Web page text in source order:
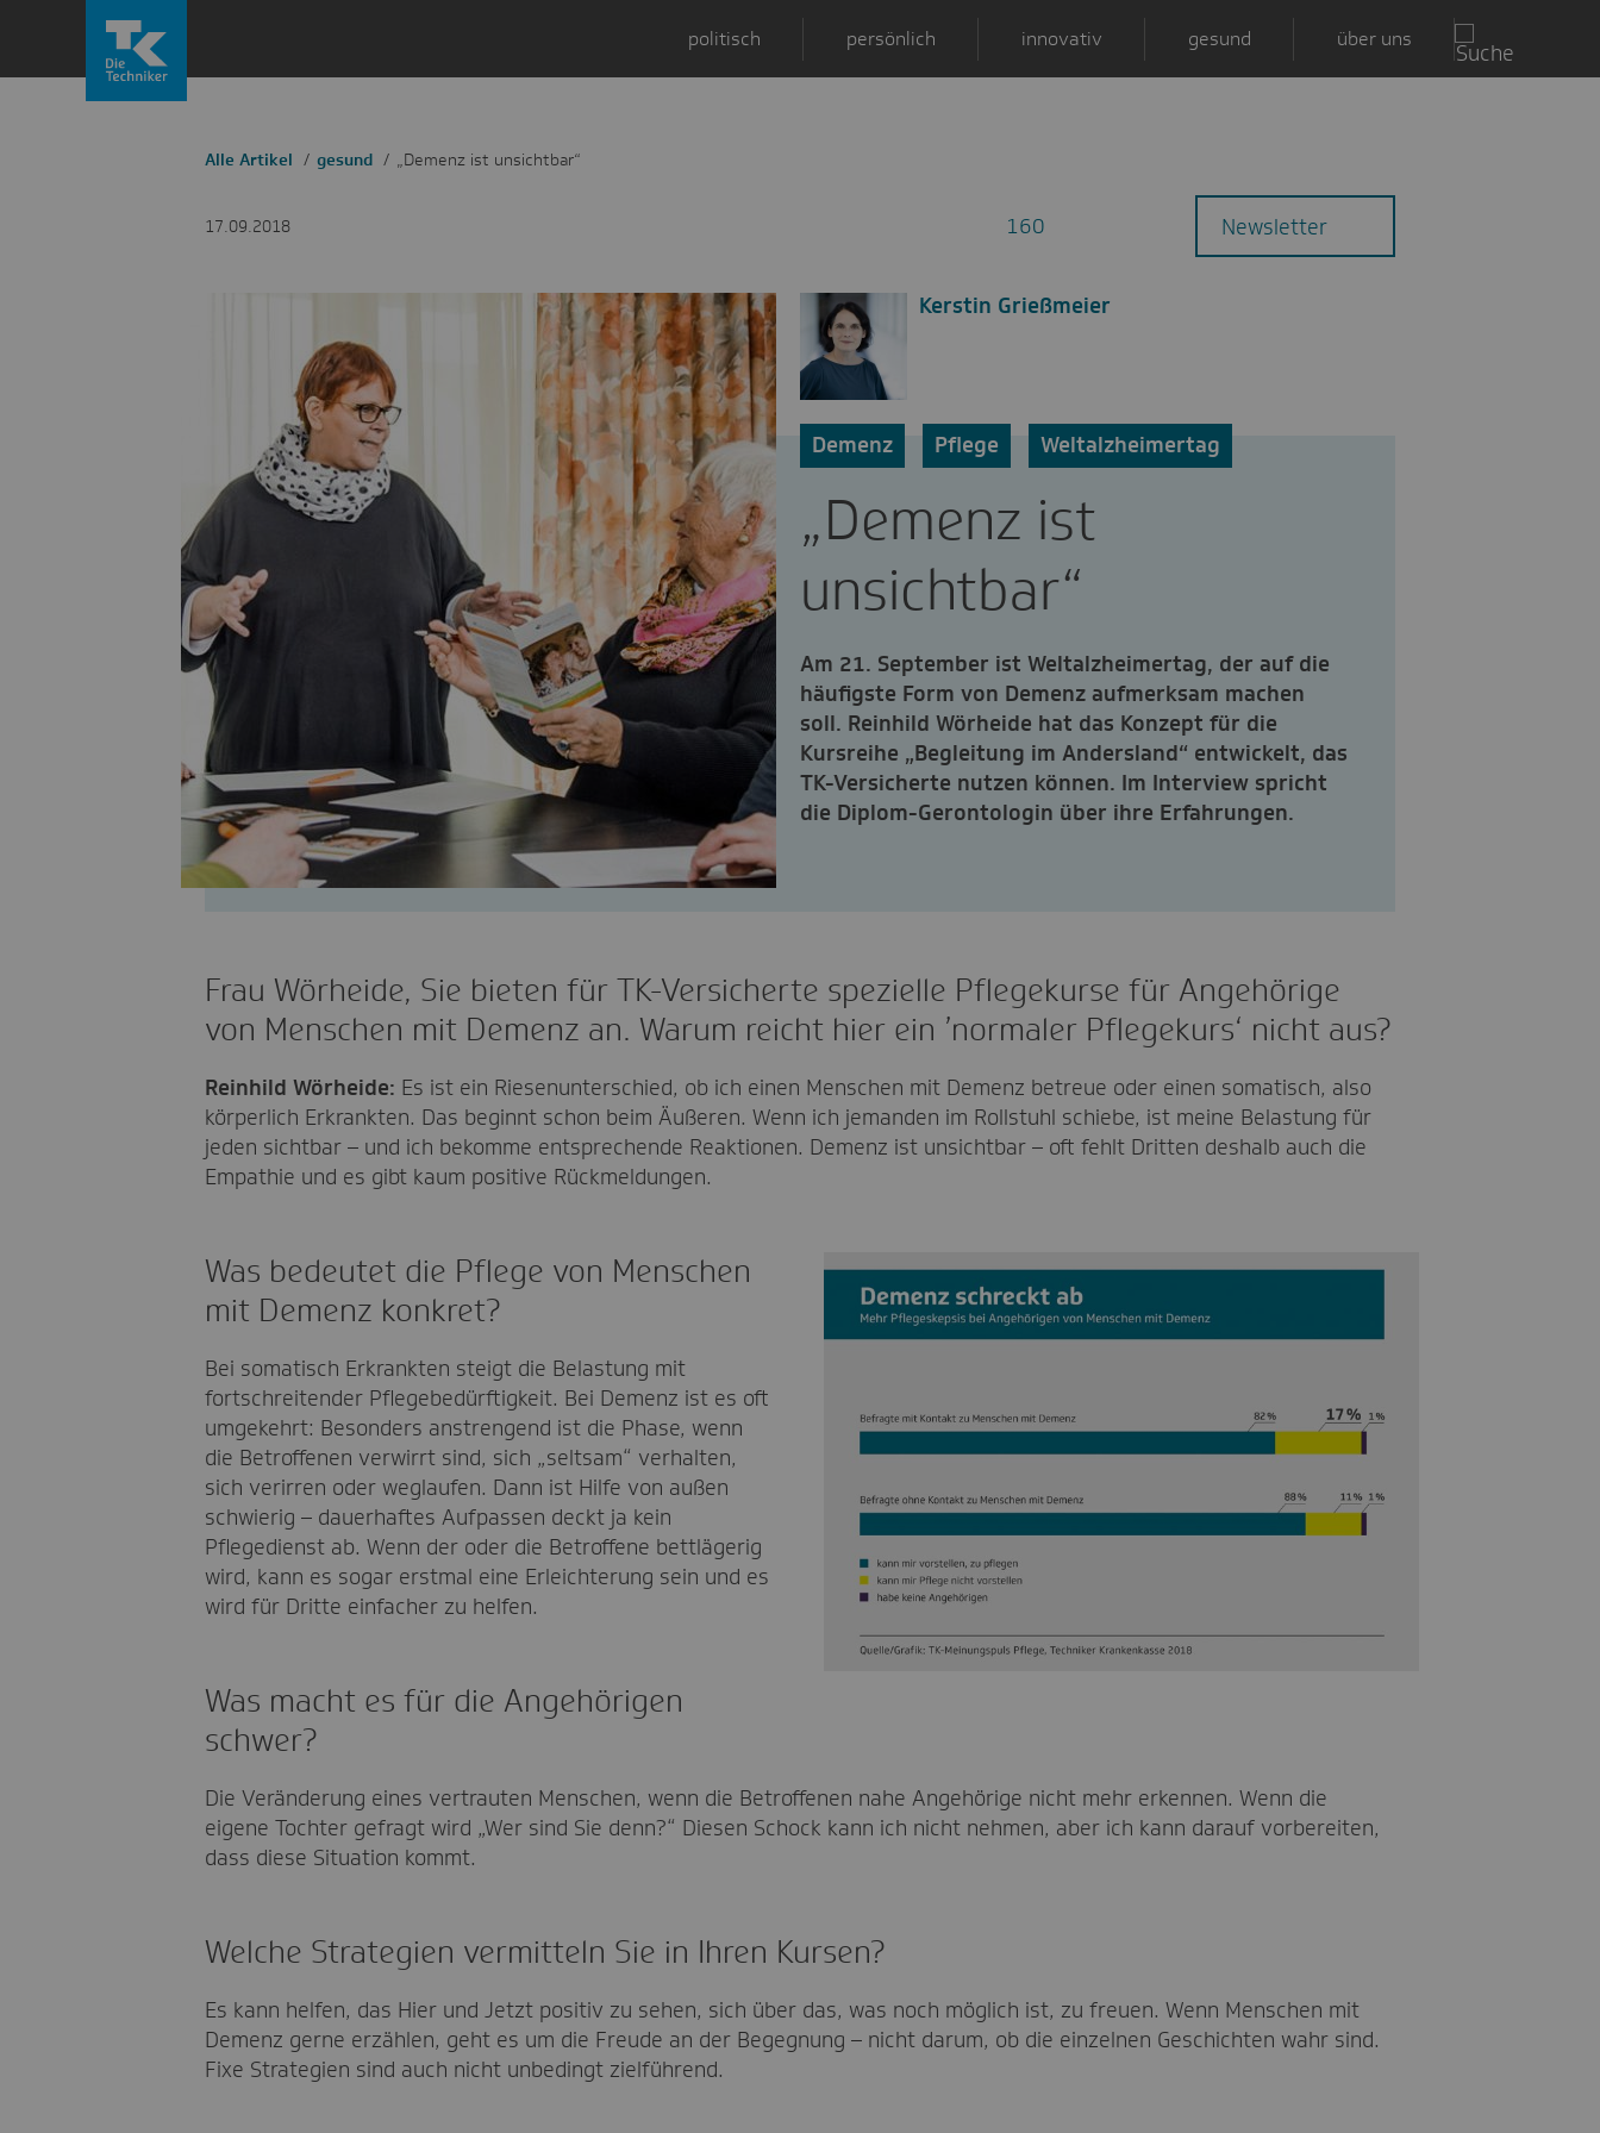
politisch persönlich innovativ gesund über uns
Alle Artikel gesund „Demenz ist unsichtbar“
17.09.2018 160
Kommentaren
Newsletter
Kerstin Grießmeier
Demenz Pflege Weltalzheimertag
„Demenz ist
unsichtbar“
Am 21. September ist Weltalzheimertag, der auf die
häufigste Form von Demenz aufmerksam machen
soll. Reinhild Wörheide hat das Konzept für die
Kursreihe „Begleitung im Andersland“ entwickelt, das
TK-Versicherte nutzen können. Im Interview spricht
die Diplom-Gerontologin über ihre Erfahrungen.
Frau Wörheide, Sie bieten für TK-Versicherte spezielle Pflegekurse für Angehörige
von Menschen mit Demenz an. Warum reicht hier ein ’normaler Pflegekurs‘ nicht aus?
Reinhild Wörheide: Es ist ein Riesenunterschied, ob ich einen Menschen mit Demenz betreue oder einen somatisch, also
körperlich Erkrankten. Das beginnt schon beim Äußeren. Wenn ich jemanden im Rollstuhl schiebe, ist meine Belastung für
jeden sichtbar – und ich bekomme entsprechende Reaktionen. Demenz ist unsichtbar – oft fehlt Dritten deshalb auch die
Empathie und es gibt kaum positive Rückmeldungen.
Was bedeutet die Pflege von Menschen
mit Demenz konkret?
Bei somatisch Erkrankten steigt die Belastung mit
fortschreitender Pflegebedürftigkeit. Bei Demenz ist es oft
umgekehrt: Besonders anstrengend ist die Phase, wenn
die Betroffenen verwirrt sind, sich „seltsam“ verhalten,
sich verirren oder weglaufen. Dann ist Hilfe von außen
schwierig – dauerhaftes Aufpassen deckt ja kein
Pflegedienst ab. Wenn der oder die Betroffene bettlägerig
wird, kann es sogar erstmal eine Erleichterung sein und es
wird für Dritte einfacher zu helfen.
Was macht es für die Angehörigen
schwer?
Die Veränderung eines vertrauten Menschen, wenn die Betroffenen nahe Angehörige nicht mehr erkennen. Wenn die
eigene Tochter gefragt wird „Wer sind Sie denn?“ Diesen Schock kann ich nicht nehmen, aber ich kann darauf vorbereiten,
dass diese Situation kommt.
Welche Strategien vermitteln Sie in Ihren Kursen?
Es kann helfen, das Hier und Jetzt positiv zu sehen, sich über das, was noch möglich ist, zu freuen. Wenn Menschen mit
Demenz gerne erzählen, geht es um die Freude an der Begegnung – nicht darum, ob die einzelnen Geschichten wahr sind.
Fixe Strategien sind auch nicht unbedingt zielführend.